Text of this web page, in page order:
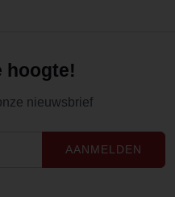
hoogte!
nieuwsbrief
AANMELDEN